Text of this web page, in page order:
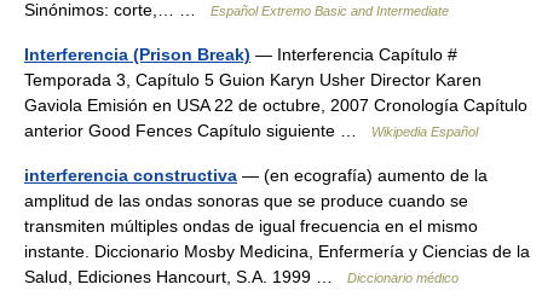
Sinónimos: corte,… …
Español Extremo Basic and Intermediate
Interferencia (Prison Break) — Interferencia Capítulo #
Temporada 3, Capítulo 5 Guion Karyn Usher Director Karen
Gaviola Emisión en USA 22 de octubre, 2007 Cronología Capítulo
anterior Good Fences Capítulo siguiente …
Wikipedia Español
interferencia constructiva — (en ecografía) aumento de la
amplitud de las ondas sonoras que se produce cuando se
transmiten múltiples ondas de igual frecuencia en el mismo
instante. Diccionario Mosby Medicina, Enfermería y Ciencias de la
Salud, Ediciones Hancourt, S.A. 1999 …
Diccionario médico